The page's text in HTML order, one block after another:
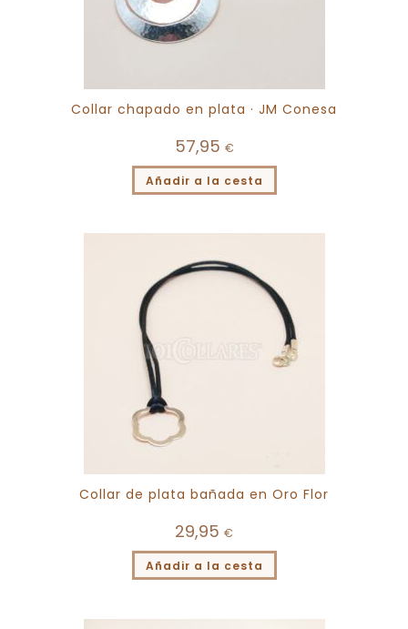
Collar chapado en plata · JM Conesa
57,95 €
Añadir a la cesta
Collar de plata bañada en Oro Flor
29,95 €
Añadir a la cesta